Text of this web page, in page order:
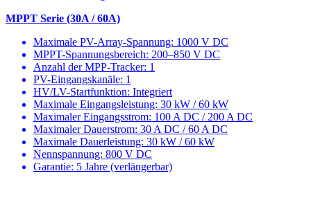
MPPT Serie (30A / 60A)
Maximale PV-Array-Spannung: 1000 V DC
MPPT-Spannungsbereich: 200–850 V DC
Anzahl der MPP-Tracker: 1
PV-Eingangskanäle: 1
HV/LV-Startfunktion: Integriert
Maximale Eingangsleistung: 30 kW / 60 kW
Maximaler Eingangsstrom: 100 A DC / 200 A DC
Maximaler Dauerstrom: 30 A DC / 60 A DC
Maximale Dauerleistung: 30 kW / 60 kW
Nennspannung: 800 V DC
Garantie: 5 Jahre (verlängerbar)